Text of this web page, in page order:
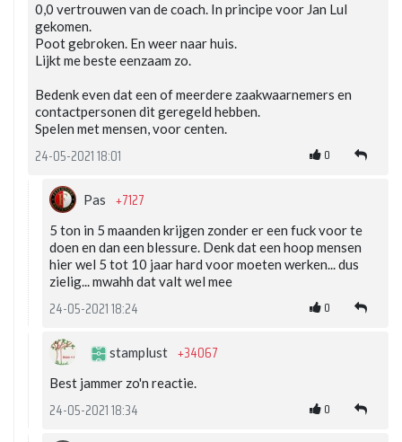
0,0 vertrouwen van de coach. In principe voor Jan Lul
gekomen.
Poot gebroken. En weer naar huis.
Lijkt me beste eenzaam zo.
Bedenk even dat een of meerdere zaakwaarnemers en
contactpersonen dit geregeld hebben.
Spelen met mensen, voor centen.
24-05-2021 18:01 0
Pas +7127
5 ton in 5 maanden krijgen zonder er een fuck voor te
doen en dan een blessure. Denk dat een hoop mensen
hier wel 5 tot 10 jaar hard voor moeten werken... dus
zielig... mwahh dat valt wel mee
24-05-2021 18:24 0
stamplust +34067
Best jammer zo'n reactie.
24-05-2021 18:34 0